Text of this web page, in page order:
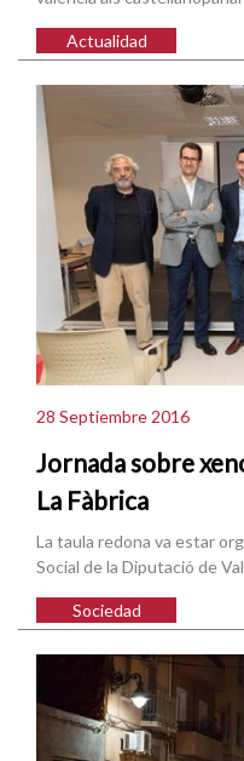
Actualidad
28 Septiembre 2016
Jornada sobre
La Fàbrica
La taula redona va estar
Social de la Diputació de
Sociedad